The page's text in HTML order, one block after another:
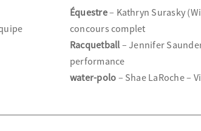
Équestre– Kathryn Surasky
concours complet
Racquetball – Jennifer
performance
water-polo – Shae LaRoche –